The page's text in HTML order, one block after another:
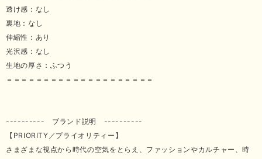
透け感：なし
裏地：なし
伸縮性：あり
光沢感：なし
生地の厚さ：ふつう
＝＝＝＝＝＝＝＝＝＝＝＝＝＝＝＝＝＝＝＝
---------- ブランド説明 ----------
【PRIORITY／プライオリティー】
さまざまな視点から時代の空気をとらえ、ファッションやカルチャー、時